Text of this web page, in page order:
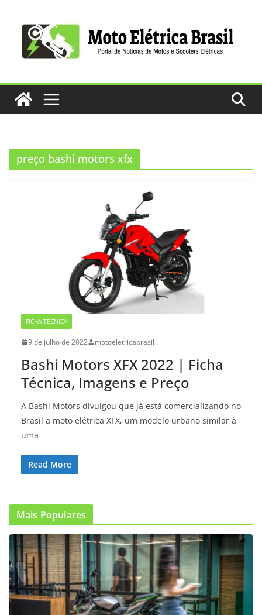
conteúdo
preço bashi motors xfx
FICHA TÉCNICA
9 de julho de 2022 motoeletricabrasil
Bashi Motors XFX 2022 | Ficha
Técnica, Imagens e Preço
A Bashi Motors divulgou que já está comercializando no
Brasil a moto elétrica XFX, um modelo urbano similar à
uma
Read More
Mais Populares